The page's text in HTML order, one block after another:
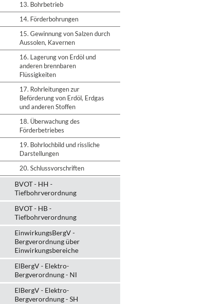
13. Bohrbetrieb
14. Förderbohrungen
15. Gewinnung von Salzen durch
Aussolen, Kavernen
16. Lagerung von Erdöl und
anderen brennbaren
Flüssigkeiten
17. Rohrleitungen zur
Beförderung von Erdöl, Erdgas
und anderen Stoffen
18. Überwachung des
Förderbetriebes
19. Bohrlochbild und rissliche
Darstellungen
20. Schlussvorschriften
BVOT - HH -
Tiefbohrverordnung
BVOT - HB -
Tiefbohrverordnung
EinwirkungsBergV -
Bergverordnung über
Einwirkungsbereiche
ElBergV - Elektro-
Bergverordnung - NI
ElBergV - Elektro-
Bergverordnung - SH